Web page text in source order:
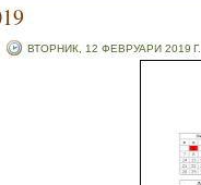
ВТОРНИК, 12 ФЕВРУАРИ 2019 Г.